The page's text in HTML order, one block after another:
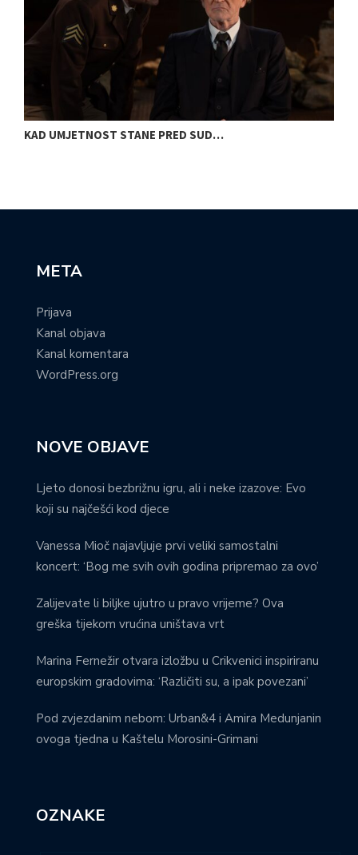
KAD UMJETNOST STANE PRED SUD…
META
Prijava
Kanal objava
Kanal komentara
WordPress.org
NOVE OBJAVE
Ljeto donosi bezbrižnu igru, ali i neke izazove: Evo
koji su najčešći kod djece
Vanessa Mioč najavljuje prvi veliki samostalni
koncert: ‘Bog me svih ovih godina pripremao za ovo’
Zalijevate li biljke ujutro u pravo vrijeme? Ova
greška tijekom vrućina uništava vrt
Marina Fernežir otvara izložbu u Crikvenici inspiriranu
europskim gradovima: ‘Različiti su, a ipak povezani’
Pod zvjezdanim nebom: Urban&4 i Amira Medunjanin
ovoga tjedna u Kaštelu Morosini-Grimani
OZNAKE